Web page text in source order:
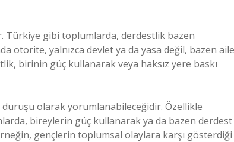
Türkiye gibi toplumlarda, derdestlik bazen
otorite, yalnızca devlet ya da yasa değil, bazen aile
birinin güç kullanarak veya haksız yere baskı
olarak yorumlanabileceğidir. Özellikle
bireylerin güç kullanarak ya da bazen derdest
gençlerin toplumsal olaylara karşı gösterdiği